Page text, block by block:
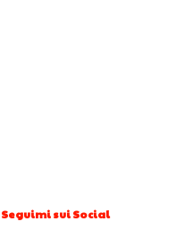
Seguimi sui Social